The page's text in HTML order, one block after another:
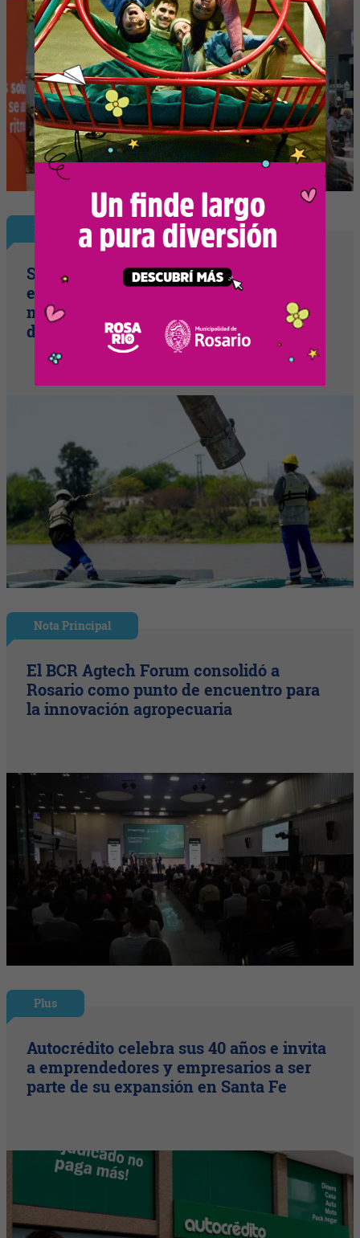
Plus
Santa Fe aumentó 28,1 % sus
exportaciones en los primeros cinco
meses y superó los 13.500 millones de
dólares
Nota Principal
El BCR Agtech Forum consolidó a
Rosario como punto de encuentro para
la innovación agropecuaria
Plus
Autocrédito celebra sus 40 años e invita
a emprendedores y empresarios a ser
parte de su expansión en Santa Fe